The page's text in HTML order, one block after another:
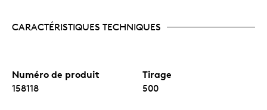
CARACTÉRISTIQUES TECHNIQUES
Numéro de produit
158118
Tirage
500